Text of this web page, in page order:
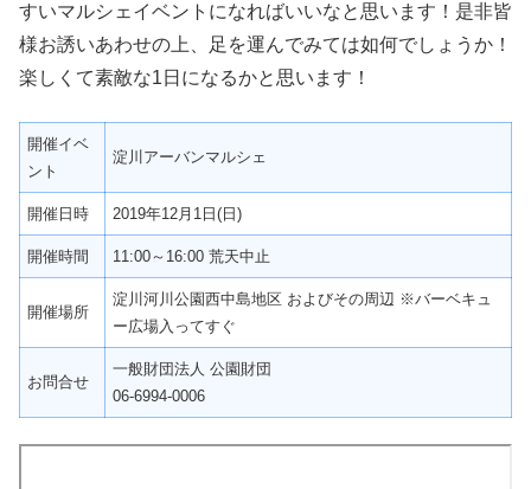
すいマルシェイベントになればいいなと思います！是非皆
様お誘いあわせの上、足を運んでみては如何でしょうか！
楽しくて素敵な1日になるかと思います！
開催イベ
ント
淀川アーバンマルシェ
開催日時 2019年12月1日(日)
開催時間 11:00～16:00 荒天中止
開催場所
淀川河川公園西中島地区 およびその周辺 ※バーベキュ
ー広場入ってすぐ
お問合せ
一般財団法人 公園財団
06-6994-0006